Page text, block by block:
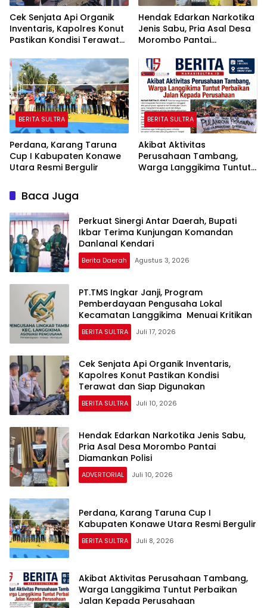
Cek Senjata Api Organik
Inventaris, Kapolres Konut
Pastikan Kondisi Terawat
Hendak Edarkan Narkotika
Jenis Sabu, Pria Asal Desa
Morombo Pantai
BERITA SULTRA
Perdana, Karang Taruna
Cup I Kabupaten Konawe
Utara Resmi Bergulir
BERITA SULTRA
Akibat Aktivitas
Perusahaan Tambang,
Warga Langgikima Tuntut
Baca Juga
Perkuat Sinergi Antar Daerah, Bupati
Ikbar Terima Kunjungan Komandan
Danlanal Kendari
Berita Daerah Agustus 3, 2026
PT.TMS Ingkar Janji, Program
Pemberdayaan Pengusaha Lokal
Kecamatan Langgikima Menuai Kritikan
BERITA SULTRA Juli 17, 2026
Cek Senjata Api Organik Inventaris,
Kapolres Konut Pastikan Kondisi
BERITA SULTRA Juli 10, 2026
Hendak Edarkan Narkotika Jenis Sabu,
Pria Asal Desa Morombo Pantai
Diamankan Polisi
ADVERTORIAL Juli 10, 2026
Perdana, Karang Taruna Cup I
Kabupaten Konawe Utara Resmi Bergulir
BERITA SULTRA Juli 8, 2026
Akibat Aktivitas Perusahaan Tambang,
Warga Langgikima Tuntut Perbaikan
Jalan Kepada Perusahaan